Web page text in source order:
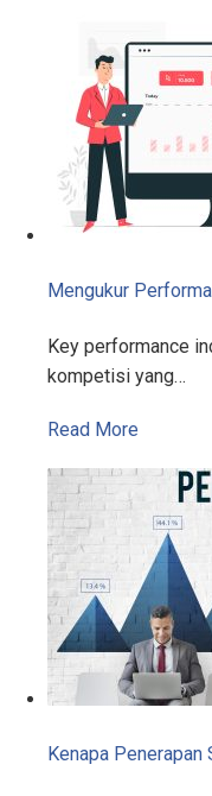
Mengukur
Key performance
kompetisi yang…
Read More
Kenapa Penerapan